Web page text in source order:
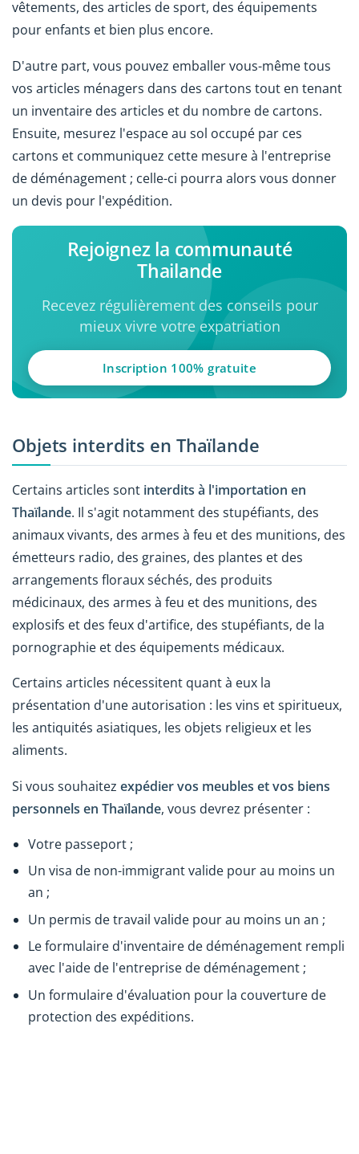
vêtements, des articles de sport, des équipements
pour enfants et bien plus encore.
D'autre part, vous pouvez emballer vous-même tous
vos articles ménagers dans des cartons tout en tenant
un inventaire des articles et du nombre de cartons.
Ensuite, mesurez l'espace au sol occupé par ces
cartons et communiquez cette mesure à l'entreprise
de déménagement ; celle-ci pourra alors vous donner
un devis pour l'expédition.
Rejoignez la communauté
Thailande
Recevez régulièrement des conseils pour
mieux vivre votre expatriation
Inscription 100% gratuite
Objets interdits en Thaïlande
Certains articles sont interdits à l'importation en
Thaïlande. Il s'agit notamment des stupéfiants, des
animaux vivants, des armes à feu et des munitions, des
émetteurs radio, des graines, des plantes et des
arrangements floraux séchés, des produits
médicinaux, des armes à feu et des munitions, des
explosifs et des feux d'artifice, des stupéfiants, de la
pornographie et des équipements médicaux.
Certains articles nécessitent quant à eux la
présentation d'une autorisation : les vins et spiritueux,
les antiquités asiatiques, les objets religieux et les
aliments.
Si vous souhaitez expédier vos meubles et vos biens
personnels en Thaïlande, vous devrez présenter :
Votre passeport ;
Un visa de non-immigrant valide pour au moins un
an ;
Un permis de travail valide pour au moins un an ;
Le formulaire d'inventaire de déménagement rempli
avec l'aide de l'entreprise de déménagement ;
Un formulaire d'évaluation pour la couverture de
protection des expéditions.